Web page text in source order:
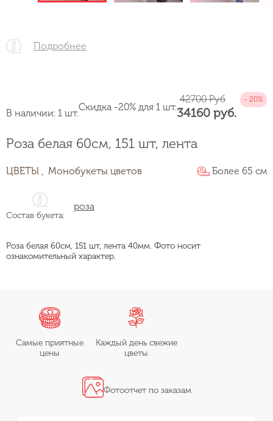
Подробнее
Роза белая 60см, 151 шт, лента
ЦВЕТЫ , Монобукеты цветов Более 65 см
Состав букета:
роза
Роза белая 60см, 151 шт, лента 40мм. Фото носит
ознакомительный характер.
В наличии: 1 шт.
Скидка -20% для 1 шт.34160 руб.
42700 Руб
Самые приятные
цены
Каждый день свежие
цветы
Фотоотчет по заказам